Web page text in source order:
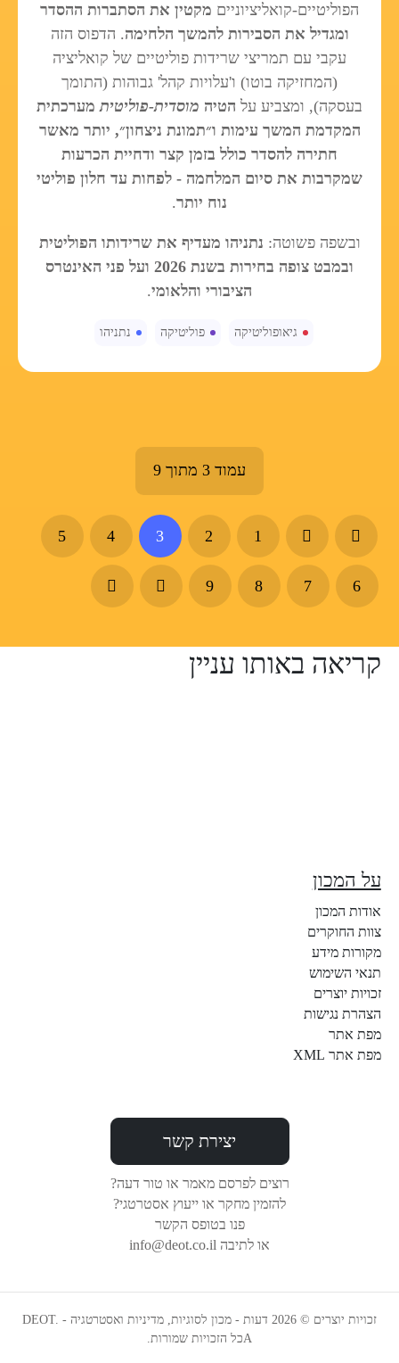
הפוליטיים‑קואליציוניים מקטין את הסתברות ההסדר
ומגדיל את הסבירות להמשך הלחימה. הדפוס הזה
עקבי עם תמריצי שרידות פוליטיים של קואליציה
(המחזיקה בוטו) ו'עלויות קהל' גבוהות (התומך
בעסקה), ומצביע על הטיה מוסדית‑פוליטית מערכתית
המקדמת המשך עימות ו״תמונת ניצחון״, יותר מאשר
חתירה להסדר כולל בזמן קצר ודחיית הכרעות
שמקרבות את סיום המלחמה - לפחות עד חלון פוליטי
נוח יותר.
ובשפה פשוטה: נתניהו מעדיף את שרידותו הפוליטית
ובמבט צופה בחירות בשנת 2026 ועל פני האינטרס
הציבורי והלאומי.
גיאופוליטיקה פוליטיקה נתניהו
עמוד 3 מתוך 9
1
2
3
4
5
6
7
8
9
קריאה באותו עניין
על המכון
אודות המכון
צוות החוקרים
מקורות מידע
תנאי השימוש
זכויות יוצרים
הצהרת נגישות
מפת אתר
מפת אתר XML
יצירת קשר
רוצים לפרסם מאמר או טור דעה?
להזמין מחקר או ייעוץ אסטרטגי?
פנו בטופס הקשר
או לתיבה info@deot.co.il
זכויות יוצרים © 2026 דעות - מכון לסוגיות, מדיניות ואסטרטגיה - DEOT.
Aכל הזכויות שמורות.